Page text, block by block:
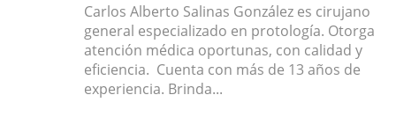
Carlos Alberto Salinas González es cirujano
general especializado en protología. Otorga
atención médica oportunas, con calidad y
eficiencia. Cuenta con más de 13 años de
experiencia. Brinda...